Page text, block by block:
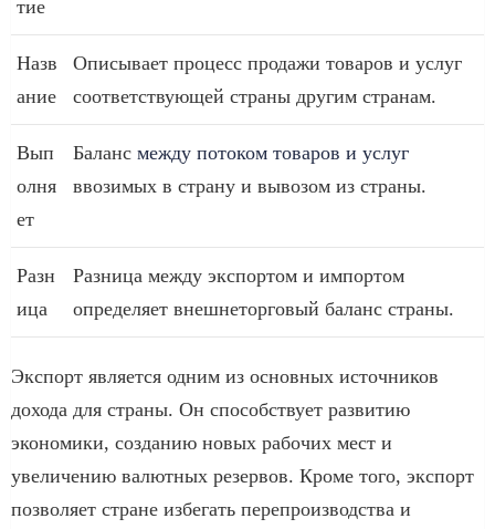
тие
Назв
ание
Описывает процесс продажи товаров и услуг
соответствующей страны другим странам.
Вып
олня
ет
Баланс между потоком товаров и услуг
ввозимых в страну и вывозом из страны.
Разн
ица
Разница между экспортом и импортом
определяет внешнеторговый баланс страны.
Экспорт является одним из основных источников
дохода для страны. Он способствует развитию
экономики, созданию новых рабочих мест и
увеличению валютных резервов. Кроме того, экспорт
позволяет стране избегать перепроизводства и